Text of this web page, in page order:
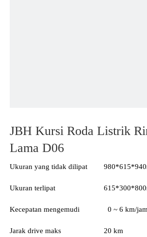
JBH Kursi Roda Listrik
Lama D06
Ukuran yang tidak dilipat
Ukuran terlipat
Kecepatan mengemudi 0 ~ 6 km/jam
Jarak drive maks 20 km